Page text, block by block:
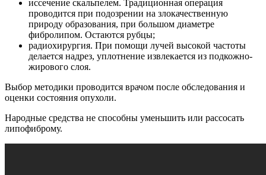
иссечение скальпелем. Традиционная операция
проводится при подозрении на злокачественную
природу образования, при большом диаметре
фибролипом. Остаются рубцы;
радиохирургия. При помощи лучей высокой частоты
делается надрез, уплотнение извлекается из подкожно-
жирового слоя.
Выбор методики проводится врачом после обследования и
оценки состояния опухоли.
Народные средства не способны уменьшить или рассосать
липофиброму.